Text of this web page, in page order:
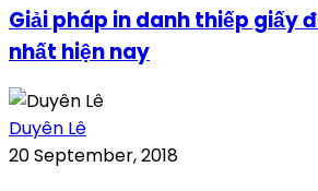
Giải pháp in danh thiếp giấy
nhất hiện nay
Duyên Lê
20 September, 2018